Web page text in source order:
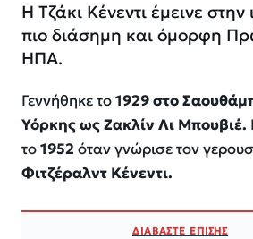
Η Τζάκι Κένεντι έμεινε
πιο διάσημη και όμορφη
ΗΠΑ.
Γεννήθηκε το1929 στο
Υόρκης ως Ζακλίν Λι Μπουβιέ.
το1952 όταν γνώρισε τον
Φιτζέραλντ Κένεντι.
ΔΙΑΒΑΣΤΕ ΕΠΙΣΗΣ